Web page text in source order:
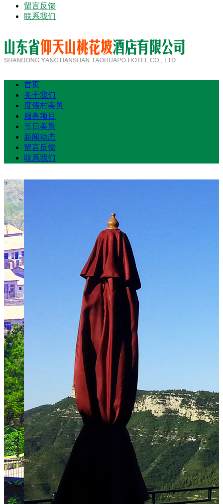
留言反馈
联系我们
首页
关于我们
度假村美景
服务项目
节日美景
新闻动态
留言反馈
联系我们